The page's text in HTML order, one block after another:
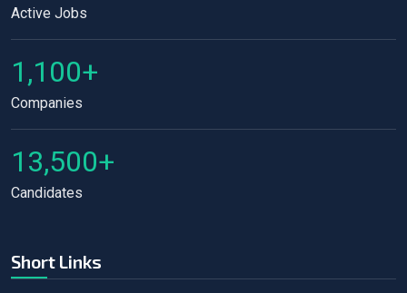
Short Links
Active Jobs
1,100+
Companies
13,500+
Candidates